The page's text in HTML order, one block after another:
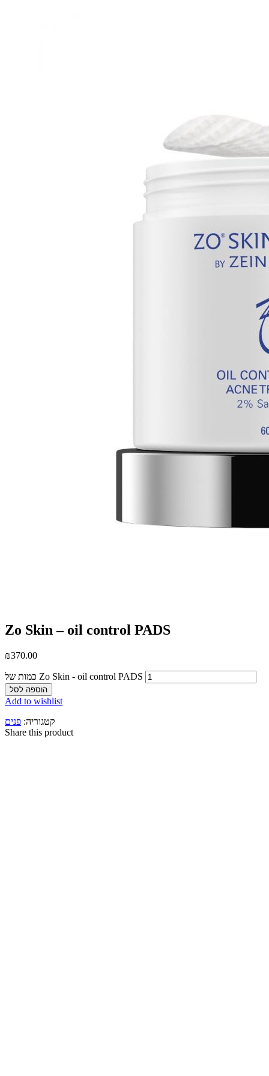
Zo Skin – oil control PADS
₪370.00
כמות של Zo Skin - oil control PADS
הוספה לסל
Add to wishlist
קטגוריה: פנים
Share this product